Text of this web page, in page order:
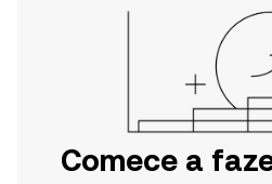
Comece a